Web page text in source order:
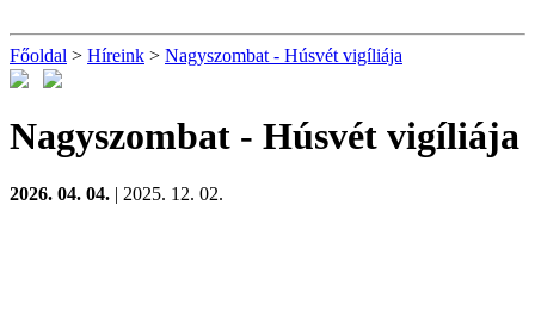
Főoldal > Híreink > Nagyszombat - Húsvét vigíliája
Nagyszombat - Húsvét vigíliája
2026. 04. 04. | 2025. 12. 02.